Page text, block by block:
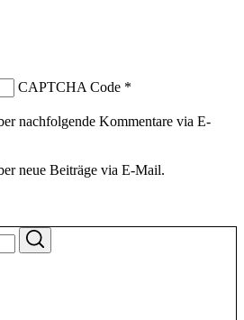
CAPTCHA Code *
nachfolgende Kommentare via E-
neue Beiträge via E-Mail.